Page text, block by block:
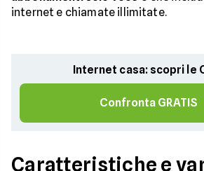
internet e chiamate illimitate.
Internet casa: scopri le
Confronta GRATIS
Caratteristiche e